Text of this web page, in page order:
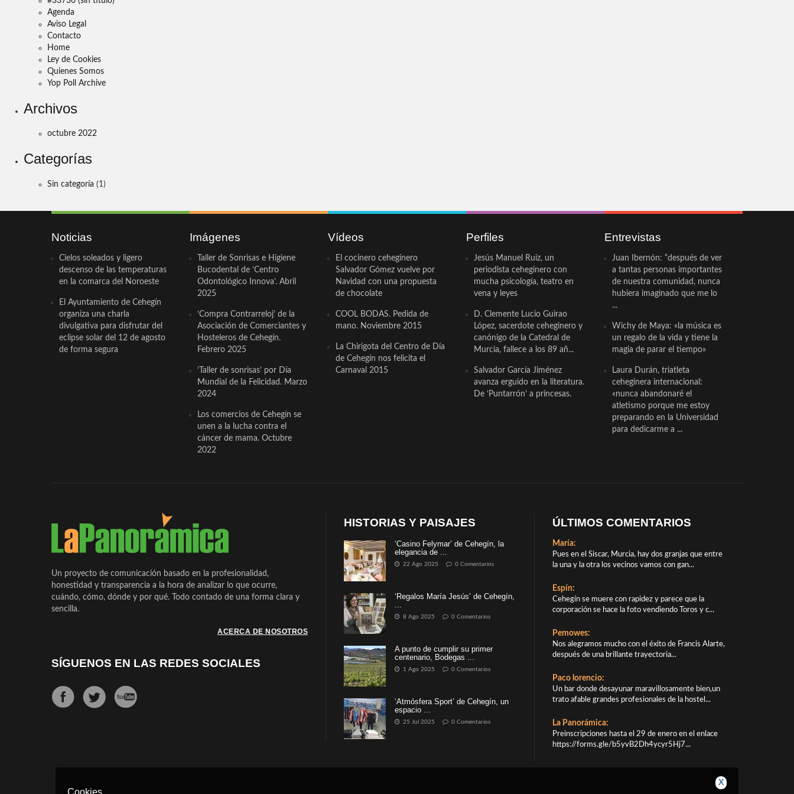
Agenda
Aviso Legal
Contacto
Home
Ley de Cookies
Quienes Somos
Yop Poll Archive
Archivos
octubre 2022
Categorías
Sin categoría (1)
Noticias
Cielos soleados y ligero
descenso de las temperaturas
en la comarca del Noroeste
El Ayuntamiento de Cehegín
organiza una charla
divulgativa para disfrutar del
eclipse solar del 12 de agosto
de forma segura
Imágenes
Taller de Sonrisas e Higiene
Bucodental de ‘Centro
Odontológico Innova’. Abril
2025
‘Compra Contrarreloj’ de la
Asociación de Comerciantes y
Hosteleros de Cehegín.
Febrero 2025
‘Taller de sonrisas’ por Día
Mundial de la Felicidad. Marzo
2024
Los comercios de Cehegín se
unen a la lucha contra el
cáncer de mama. Octubre
2022
Vídeos
El cocinero ceheginero
Salvador Gómez vuelve por
Navidad con una propuesta
de chocolate
COOL BODAS. Pedida de
mano. Noviembre 2015
La Chirigota del Centro de Día
de Cehegín nos felicita el
Carnaval 2015
Perfiles
Jesús Manuel Ruiz, un
periodista ceheginero con
mucha psicología, teatro en
vena y leyes
D. Clemente Lucio Guirao
López, sacerdote ceheginero y
canónigo de la Catedral de
Murcia, fallece a los 89 añ...
Salvador García Jiménez
avanza erguido en la literatura.
De ‘Puntarrón’ a princesas.
Entrevistas
Juan Ibernón: “después de ver
a tantas personas importantes
de nuestra comunidad, nunca
hubiera imaginado que me lo
...
Wichy de Maya: «la música es
un regalo de la vida y tiene la
magia de parar el tiempo»
Laura Durán, triatleta
ceheginera internacional:
«nunca abandonaré el
atletismo porque me estoy
preparando en la Universidad
para dedicarme a ...
Un proyecto de comunicación basado en la profesionalidad,
honestidad y transparencia a la hora de analizar lo que ocurre,
cuándo, cómo, dónde y por qué. Todo contado de una forma clara y
sencilla.
ACERCA DE NOSOTROS
SÍGUENOS EN LAS REDES SOCIALES
HISTORIAS Y PAISAJES
‘Casino Felymar’ de Cehegín, la
elegancia de ...
22 Ago 2025 0 Comentarios
‘Regalos María Jesús’ de Cehegín,
...
8 Ago 2025 0 Comentarios
A punto de cumplir su primer
centenario, Bodegas ...
1 Ago 2025 0 Comentarios
‘Atmósfera Sport’ de Cehegín, un
espacio ...
25 Jul 2025 0 Comentarios
ÚLTIMOS COMENTARIOS
María:
Pues en el Siscar, Murcia, hay dos granjas que entre
la una y la otra los vecinos vamos con gan...
Espín:
Cehegín se muere con rapidez y parece que la
corporación se hace la foto vendiendo Toros y c...
Pemowes:
Nos alegramos mucho con el éxito de Francis Alarte,
después de una brillante trayectoria...
Paco lorencio:
Un bar donde desayunar maravillosamente bien,un
trato afable grandes profesionales de la hostel...
La Panorámica:
Preinscripciones hasta el 29 de enero en el enlace
https://forms.gle/b5yvB2Dh4ycyr5Hj7...
X
Cookies